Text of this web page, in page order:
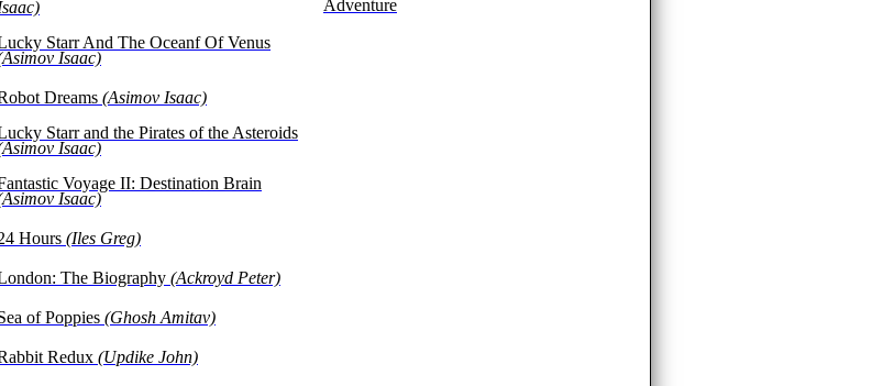
Starr And The Oceanf Of Venus
Isaac)
Dreams (Asimov Isaac)
Starr and the Pirates of the Asteroids
Isaac)
Voyage II: Destination Brain
Isaac)
Hours (Iles Greg)
The Biography (Ackroyd Peter)
of Poppies (Ghosh Amitav)
Redux (Updike John)
Adventure